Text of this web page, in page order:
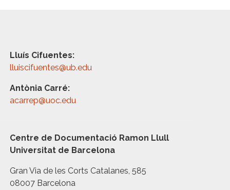
Lluís Cifuentes:
lluiscifuentes@ub.edu
Antònia Carré:
acarrep@uoc.edu
Centre de Documentació Ramon Llull
Universitat de Barcelona
Gran Via de les Corts Catalanes, 585
08007 Barcelona